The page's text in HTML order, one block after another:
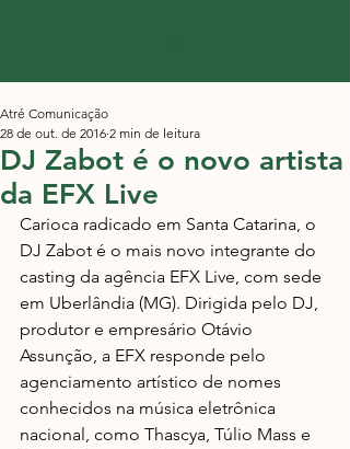
DJ Zabot é o novo artista
da EFX Live
Atré Comunicação
28 de out. de 2016 2 min de leitura
Carioca radicado em Santa Catarina, o
DJ Zabot é o mais novo integrante do
casting da agência EFX Live, com sede
em Uberlândia (MG). Dirigida pelo DJ,
produtor e empresário Otávio
Assunção, a EFX responde pelo
agenciamento artístico de nomes
conhecidos na música eletrônica
nacional, como Thascya, Túlio Mass e